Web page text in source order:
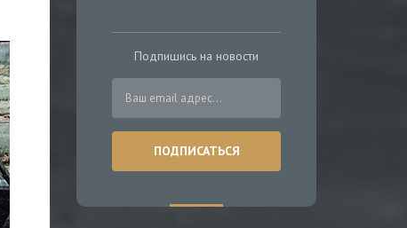
Подпишись на новости